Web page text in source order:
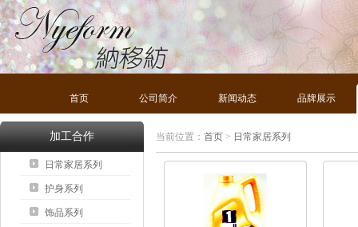
首页 公司简介 新闻动态 品牌展示
加工合作
日常家居系列
护身系列
饰品系列
当前位置： 首页 > 日常家居系列